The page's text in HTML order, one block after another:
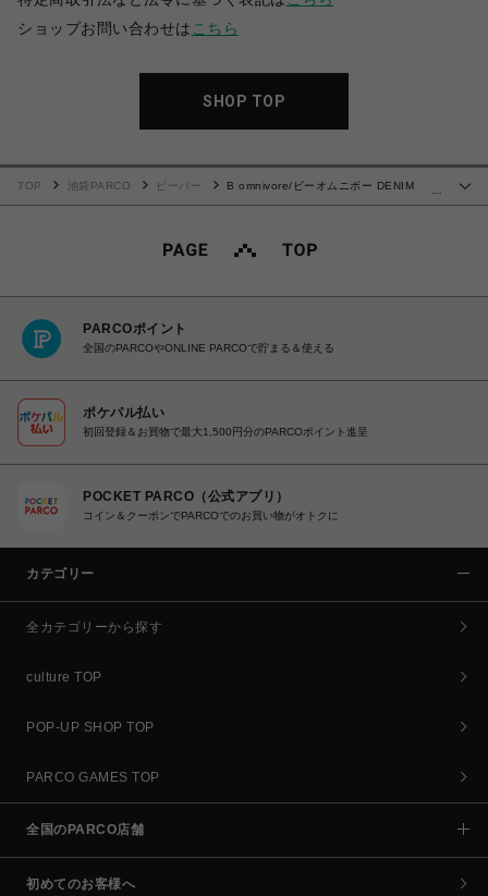
ショップお問い合わせは こちら
SHOP TOP
TOP 池袋PARCO ビーバー
B omnivore/ビーオムニボー DENIM
PARCOポイント
全国のPARCOやONLINE PARCOで貯まる＆使える
ポケパル払い
初回登録＆お買物で最大1,500円分のPARCOポイント進呈
POCKET PARCO（公式アプリ）
コイン＆クーポンでPARCOでのお買い物がオトクに
カテゴリー
全カテゴリーから探す
culture TOP
POP-UP SHOP TOP
PARCO GAMES TOP
全国のPARCO店舗
初めてのお客様へ